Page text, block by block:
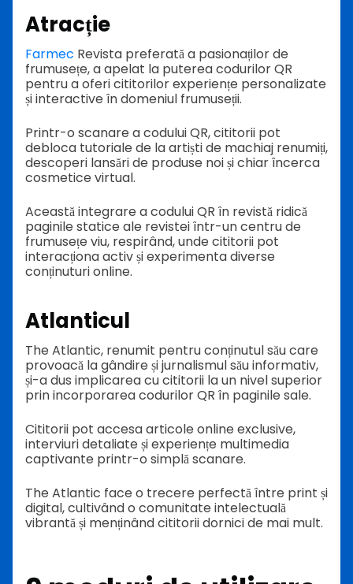
Atracție
Farmec Revista preferată a pasionaților de
frumusețe, a apelat la puterea codurilor QR
pentru a oferi cititorilor experiențe personalizate
și interactive în domeniul frumuseții.
Printr-o scanare a codului QR, cititorii pot
debloca tutoriale de la artiști de machiaj renumiți,
descoperi lansări de produse noi și chiar încerca
cosmetice virtual.
Această integrare a codului QR în revistă ridică
paginile statice ale revistei într-un centru de
frumusețe viu, respirând, unde cititorii pot
interacționa activ și experimenta diverse
conținuturi online.
Atlanticul
The Atlantic, renumit pentru conținutul său care
provoacă la gândire și jurnalismul său informativ,
și-a dus implicarea cu cititorii la un nivel superior
prin incorporarea codurilor QR în paginile sale.
Cititorii pot accesa articole online exclusive,
interviuri detaliate și experiențe multimedia
captivante printr-o simplă scanare.
The Atlantic face o trecere perfectă între print și
digital, cultivând o comunitate intelectuală
vibrantă și menținând cititorii dornici de mai mult.